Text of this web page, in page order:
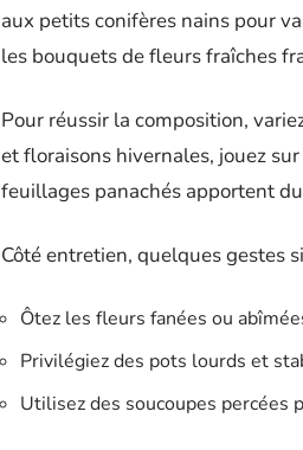
aux petits conifères nains pour
les bouquets de fleurs fraîches
Pour réussir la composition,
et floraisons hivernales, jouez
feuillages panachés apportent
Côté entretien, quelques gestes
Ôtez les fleurs fanées ou
Privilégiez des pots lourds et
Utilisez des soucoupes percées